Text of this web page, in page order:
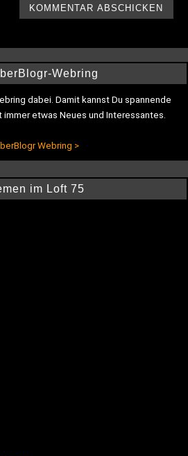
Webring
dabei. Damit kannst Du spannende
etwas Neues und Interessantes.
Webring >
im Loft 75